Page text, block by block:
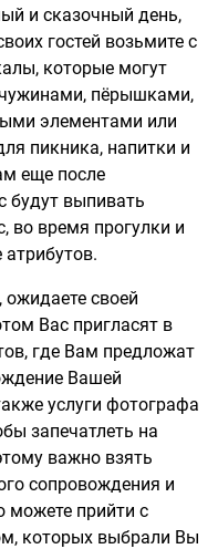
и сказочный день,
гостей возьмите с
которые могут
пёрышками,
элементами или
пикника, напитки и
еще после
будут выпивать
во время прогулки и
ожидаете своей
Вас пригласят в
где Вам предложат
Вашей
услуги фотографа
запечатлеть на
важно взять
сопровождения и
можете прийти с
которых выбрали Вы